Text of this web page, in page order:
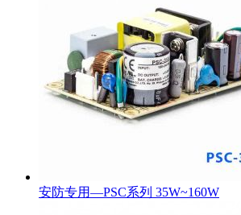
安防专用—PSC系列 35W~160W